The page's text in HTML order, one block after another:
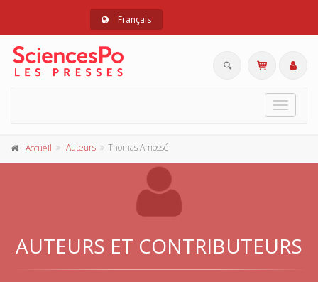
Français
Toggle
Accueil Auteurs Thomas Amossé
AUTEURS ET CONTRIBUTEURS